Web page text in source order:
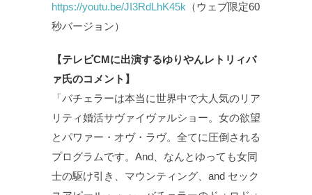
https://youtu.be/JI3RdLhK45k （ウェブ限定60
秒バージョン）
【テレビCMに出演するゆりやんレトリィバ
ァ氏のコメント】
「バチェラーは本当に世界中で大人気のリア
リティ婚活サヴァイヴァルショー。女の欲望
とパワァー・オヴ・ラヴ。全てに圧倒される
プログラムです。And、なんとゆっても女同
士の駆け引き、マウンティング、and セック